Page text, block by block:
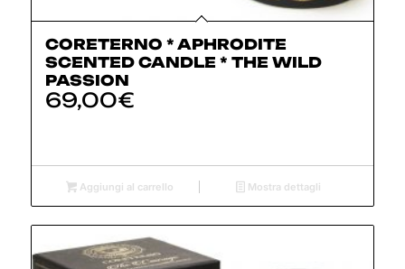
CORETERNO * APHRODITE
SCENTED CANDLE * THE WILD
PASSION
69,00€
Aggiungi al carrello Mostra dettagli